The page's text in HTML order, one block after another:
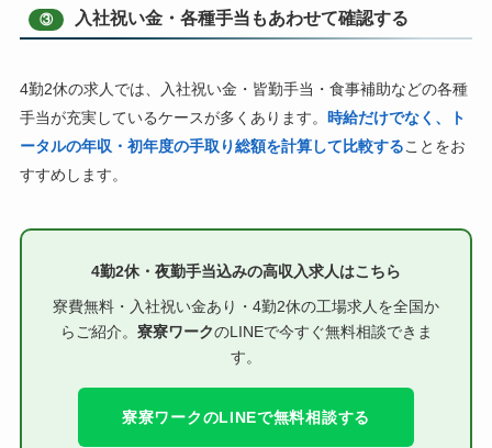
③ 入社祝い金・各種手当もあわせて確認する
4勤2休の求人では、入社祝い金・皆勤手当・食事補助などの各種
手当が充実しているケースが多くあります。 時給だけでなく、ト
ータルの年収・初年度の手取り総額を計算して比較することをお
すすめします。
4勤2休・夜勤手当込みの高収入求人はこちら
寮費無料・入社祝い金あり・4勤2休の工場求人を全国か
らご紹介。 寮寮ワークのLINEで今すぐ無料相談できま
す。
寮寮ワークのLINEで無料相談する